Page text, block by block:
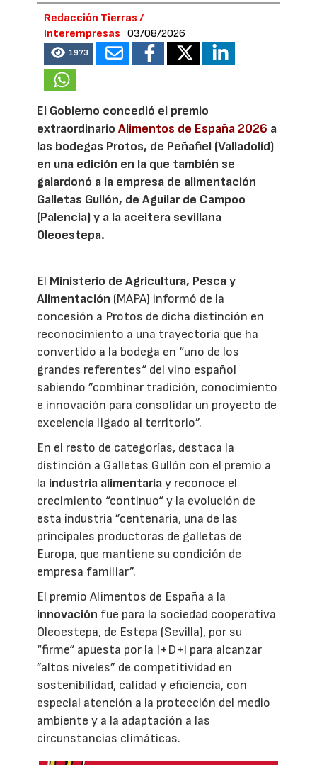
Redacción Tierras /
Interempresas
03/08/2026
1973
El Gobierno concedió el premio
extraordinarioAlimentos de España 2026 a
las bodegas Protos, de Peñafiel (Valladolid)
en una edición en la que también se
galardonó a la empresa de alimentación
Galletas Gullón, de Aguilar de Campoo
(Palencia) y a la aceitera sevillana
Oleoestepa.
El Ministerio de Agricultura, Pesca y
Alimentación (MAPA) informó de la
concesión a Protos de dicha distinción en
reconocimiento a una trayectoria que ha
convertido a la bodega en “uno de los
grandes referentes“ del vino español
sabiendo ”combinar tradición, conocimiento
e innovación para consolidar un proyecto de
excelencia ligado al territorio”.
En el resto de categorías, destaca la
distinción a Galletas Gullón con el premio a
la industria alimentariay reconoce el
crecimiento “continuo“ y la evolución de
esta industria ”centenaria, una de las
principales productoras de galletas de
Europa, que mantiene su condición de
empresa familiar”.
El premio Alimentos de España a la
innovación fue para la sociedad cooperativa
Oleoestepa, de Estepa (Sevilla), por su
“firme“ apuesta por la I+D+i para alcanzar
”altos niveles” de competitividad en
sostenibilidad, calidad y eficiencia, con
especial atención a la protección del medio
ambiente y a la adaptación a las
circunstancias climáticas.